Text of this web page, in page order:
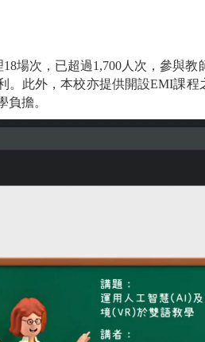
場次，已超過1,700人次，參與
此外，本校亦提供開設EMI課
擔。